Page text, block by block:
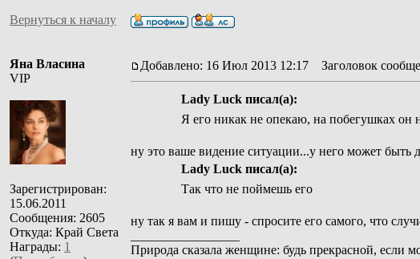
Вернуться к началу
Яна Власина
VIP
Зарегистрирован:
15.06.2011
Сообщения: 2605
Откуда: Край Света
Награды: 1
Добавлено: 16 Июл 2013 12:17 Заголовок
Lady Luck писал(а):
Я его никак не опекаю, на побегушках он
ну это ваше видение ситуации...у него может быть
Lady Luck писал(а):
Так что не поймешь его
ну так я вам и пишу - спросите его самого, что
Природа сказала женщине: будь прекрасной, если